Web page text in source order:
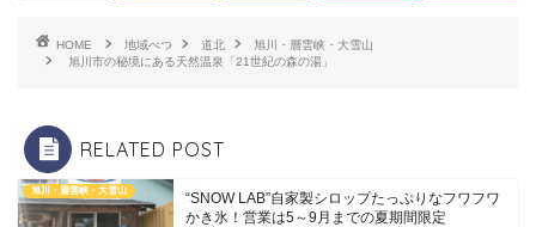
HOME 地域べつ 道北
旭川・層雲峡・大雪山
旭川市の秘境にある天然温泉「21世紀の森の湯」
RELATED POST
旭川・層雲峡・大雪山
“SNOW LAB”自家製シロップたっぷりなフワフワ
かき氷！営業は5～9月までの夏期間限定